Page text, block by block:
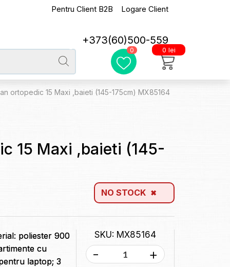
Pentru Client B2B Logare Client
+373(60)500-559
0 0 lei
ortopedic 15 Maxi ,baieti (145-175cm) MX85164
15 Maxi ,baieti (145-
NO STOCK
poliester 900
cu
laptop; 3
SKU: MX85164
- +